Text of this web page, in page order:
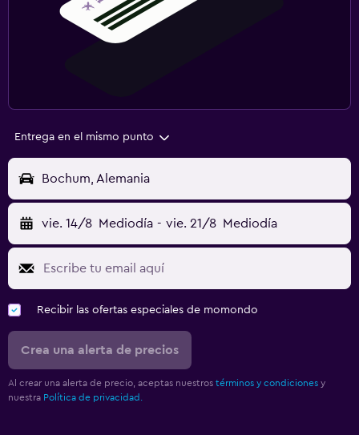
Entrega en el mismo punto
Bochum, Alemania
vie. 14/8 Mediodía - vie. 21/8 Mediodía
Recibir las ofertas especiales de momondo
Crea una alerta de precios
Al crear una alerta de precio, aceptas nuestros términos y condiciones y
nuestra Política de privacidad.